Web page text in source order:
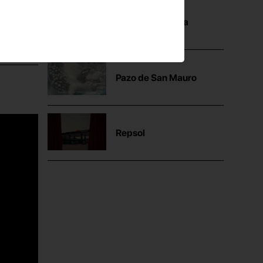
Mutua Madrileña
Pazo de San Mauro
Repsol